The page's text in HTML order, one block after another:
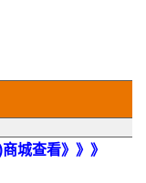
城查看》》》